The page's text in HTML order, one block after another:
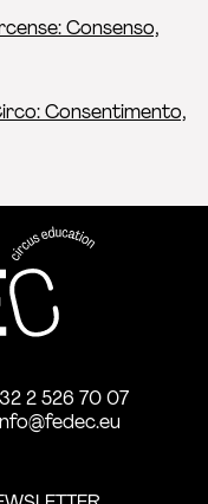
Consenso,
Consentimento,
- Réseau
aux arts du
2 526 70 07